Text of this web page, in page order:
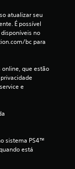
s
atualizar seu
É possível
no
bc para
online, que estão
e
sistema PS4™
está